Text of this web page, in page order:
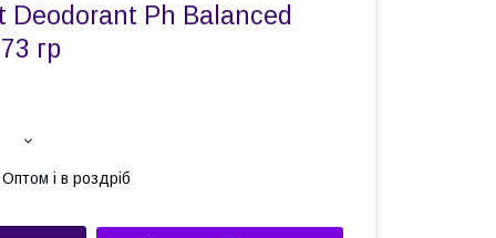
Ph Balanced
гр
Оптом і в роздріб